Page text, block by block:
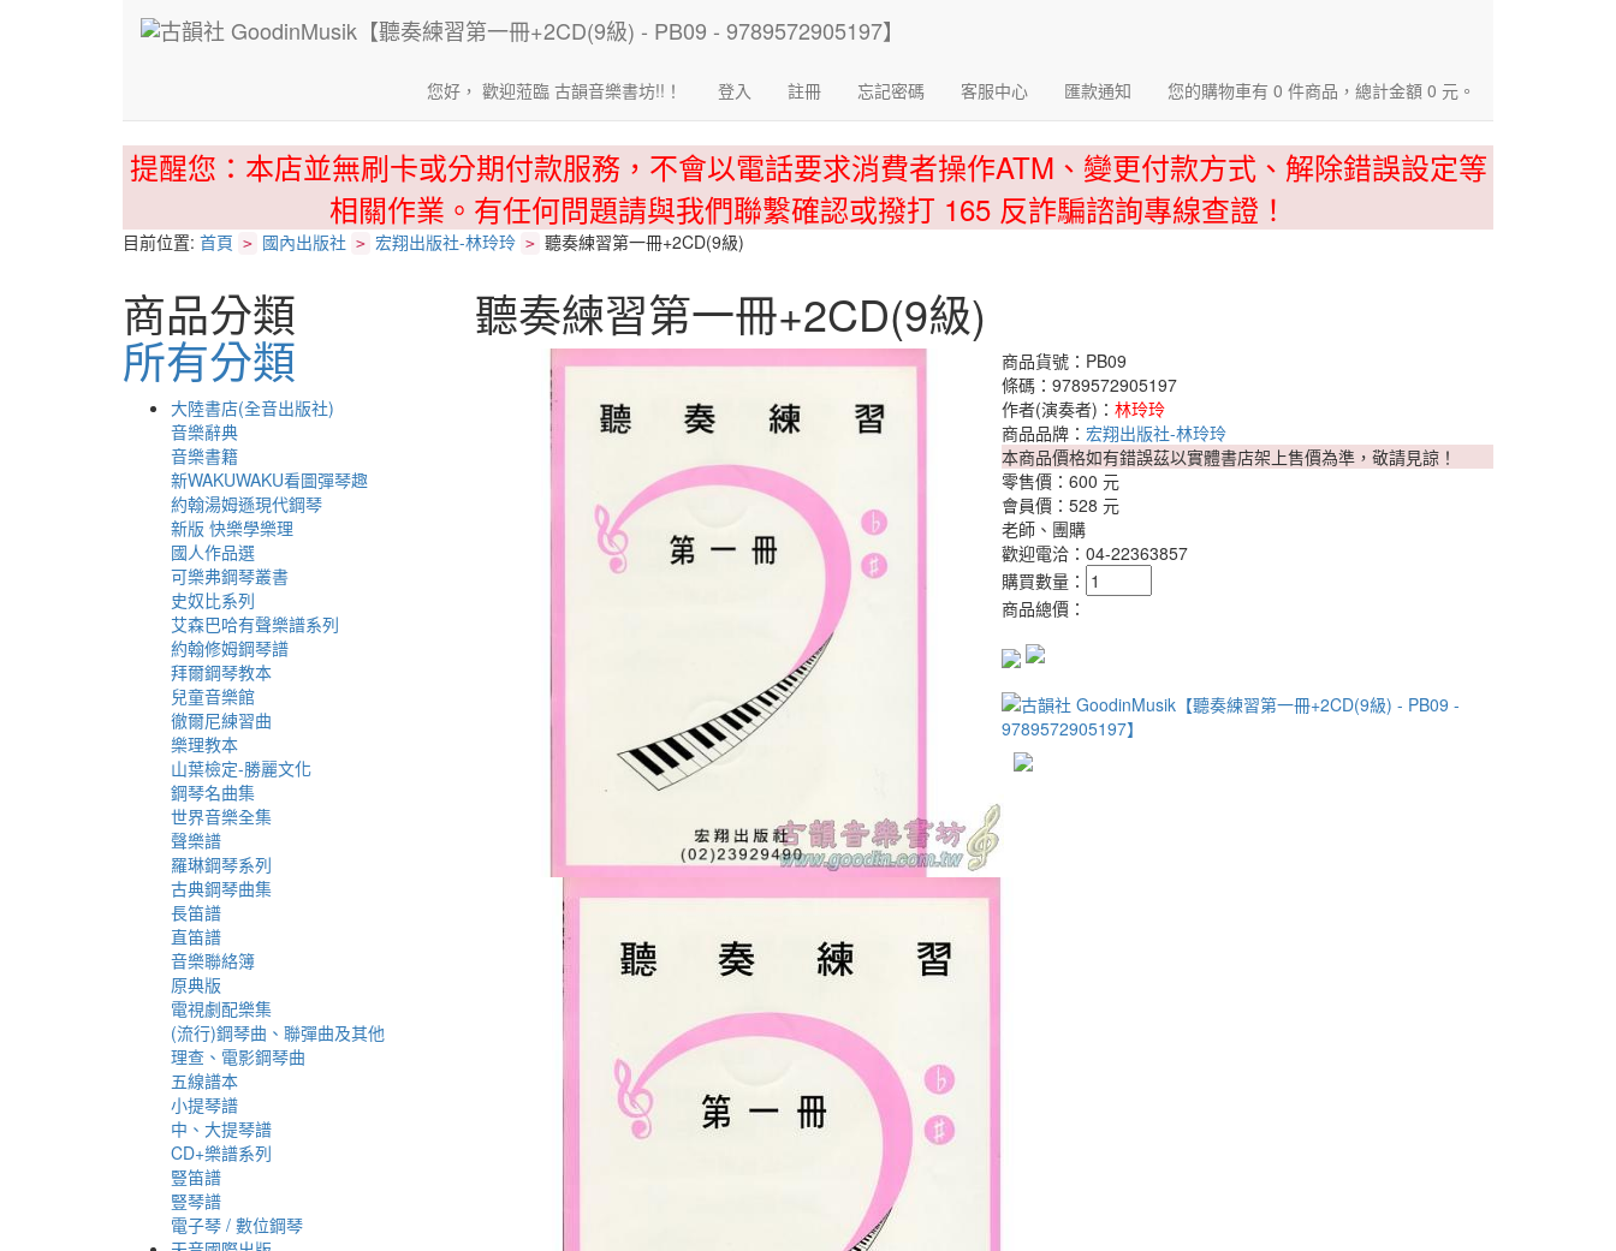
您好， 歡迎蒞臨 古韻音樂書坊!!！ 登入 註冊 忘記密碼 客服中心 匯款通知 您的購物車有 0 件商品，總計金額 0 元。
提醒您：本店並無刷卡或分期付款服務，不會以電話要求消費者操作ATM、變更付款方式、解除錯誤設定等
相關作業。有任何問題請與我們聯繫確認或撥打 165 反詐騙諮詢專線查證！
目前位置: 首頁 > 國內出版社 > 宏翔出版社-林玲玲 > 聽奏練習第一冊+2CD(9級)
商品分類
所有分類
大陸書店(全音出版社)
音樂辭典
音樂書籍
新WAKUWAKU看圖彈琴趣
約翰湯姆遜現代鋼琴
新版 快樂學樂理
國人作品選
可樂弗鋼琴叢書
史奴比系列
艾森巴哈有聲樂譜系列
約翰修姆鋼琴譜
拜爾鋼琴教本
兒童音樂館
徹爾尼練習曲
樂理教本
山葉檢定-勝麗文化
鋼琴名曲集
世界音樂全集
聲樂譜
羅琳鋼琴系列
古典鋼琴曲集
長笛譜
直笛譜
音樂聯絡簿
原典版
電視劇配樂集
(流行)鋼琴曲、聯彈曲及其他
理查、電影鋼琴曲
五線譜本
小提琴譜
中、大提琴譜
CD+樂譜系列
豎笛譜
豎琴譜
電子琴 / 數位鋼琴
聽奏練習第一冊+2CD(9級)
商品貨號：PB09
條碼：9789572905197
作者(演奏者)：林玲玲
商品品牌：宏翔出版社-林玲玲
本商品價格如有錯誤茲以實體書店架上售價為準，敬請見諒！
零售價：600 元
會員價：528 元
老師、團購
歡迎電洽：04-22363857
購買數量：
商品總價：